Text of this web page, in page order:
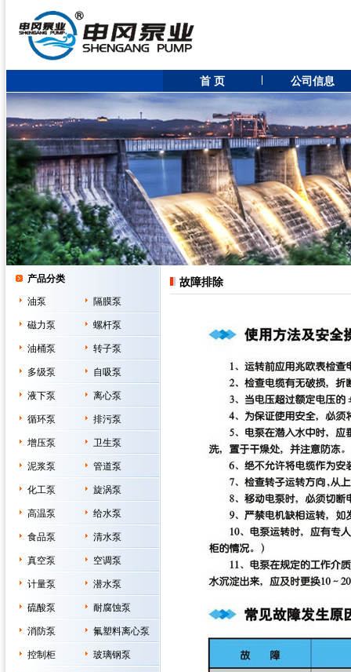
首 页 公司信息
产品分类
油泵 隔膜泵
磁力泵 螺杆泵
油桶泵 转子泵
多级泵 自吸泵
液下泵 离心泵
循环泵 排污泵
增压泵 卫生泵
泥浆泵 管道泵
化工泵 旋涡泵
高温泵 给水泵
食品泵 清水泵
真空泵 空调泵
计量泵 潜水泵
硫酸泵 耐腐蚀泵
消防泵 氟塑料离心泵
控制柜 玻璃钢泵
故障排除